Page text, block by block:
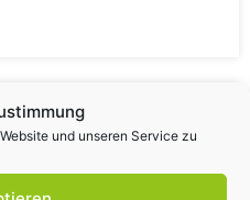
und unseren Service zu
Logos und Texte)